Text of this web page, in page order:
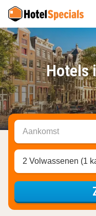
Hotels
Aankomst
2 Volwassenen (1